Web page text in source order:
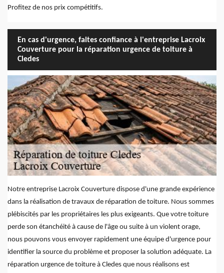
Profitez de nos prix compétitifs.
En cas d'urgence, faites confiance à l'entreprise Lacroix
Couverture pour la réparation urgence de toiture à
Cledes
Notre entreprise Lacroix Couverture dispose d'une grande expérience
dans la réalisation de travaux de réparation de toiture. Nous sommes
plébiscités par les propriétaires les plus exigeants. Que votre toiture
perde son étanchéité à cause de l'âge ou suite à un violent orage,
nous pouvons vous envoyer rapidement une équipe d'urgence pour
identifier la source du problème et proposer la solution adéquate. La
réparation urgence de toiture à Cledes que nous réalisons est